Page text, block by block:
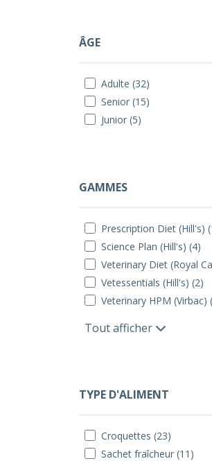
ÂGE
Adulte (32)
Senior (15)
Junior (5)
GAMMES
Prescription Diet (Hill's)
Science Plan (Hill's) (4)
Veterinary Diet (Royal
Vetessentials (Hill's) (2)
Veterinary HPM (Virbac)
Tout afficher
TYPE D'ALIMENT
Croquettes (23)
Sachet fraîcheur (11)